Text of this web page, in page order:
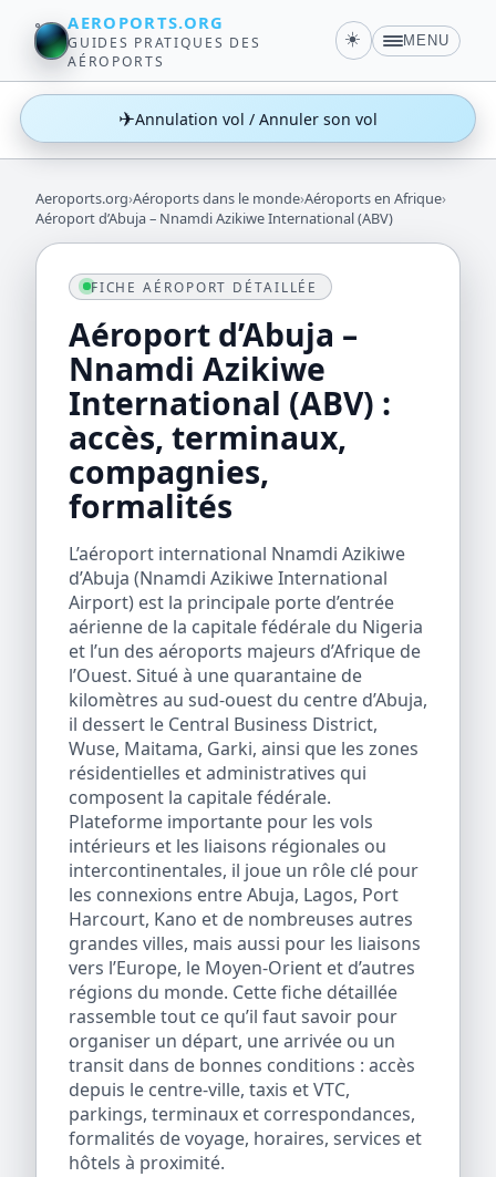
AEROPORTS.ORG
GUIDES PRATIQUES DES
AÉROPORTS
☀️ MENU
✈Annulation vol / Annuler son vol
Aeroports.org›Aéroports dans le monde›Aéroports en Afrique›
Aéroport d’Abuja – Nnamdi Azikiwe International (ABV)
FICHE AÉROPORT DÉTAILLÉE
Aéroport d’Abuja –
Nnamdi Azikiwe
International (ABV) :
accès, terminaux,
compagnies,
formalités
L’aéroport international Nnamdi Azikiwe
d’Abuja (Nnamdi Azikiwe International
Airport) est la principale porte d’entrée
aérienne de la capitale fédérale du Nigeria
et l’un des aéroports majeurs d’Afrique de
l’Ouest. Situé à une quarantaine de
kilomètres au sud-ouest du centre d’Abuja,
il dessert le Central Business District,
Wuse, Maitama, Garki, ainsi que les zones
résidentielles et administratives qui
composent la capitale fédérale.
Plateforme importante pour les vols
intérieurs et les liaisons régionales ou
intercontinentales, il joue un rôle clé pour
les connexions entre Abuja, Lagos, Port
Harcourt, Kano et de nombreuses autres
grandes villes, mais aussi pour les liaisons
vers l’Europe, le Moyen-Orient et d’autres
régions du monde. Cette fiche détaillée
rassemble tout ce qu’il faut savoir pour
organiser un départ, une arrivée ou un
transit dans de bonnes conditions : accès
depuis le centre-ville, taxis et VTC,
parkings, terminaux et correspondances,
formalités de voyage, horaires, services et
hôtels à proximité.